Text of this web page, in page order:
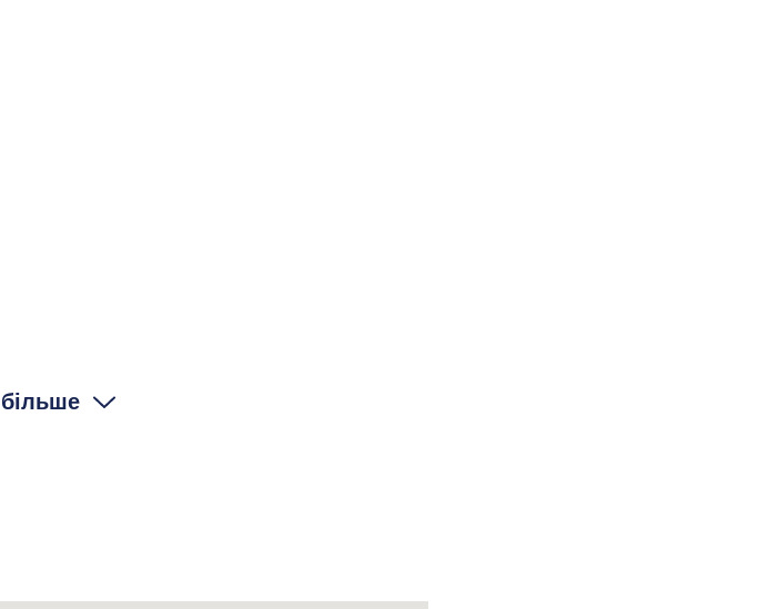
робив, костюми він шив. І сюди ж